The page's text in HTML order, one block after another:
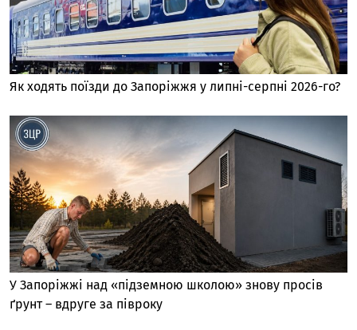
Як ходять поїзди до Запоріжжя у липні-серпні 2026-го?
У Запоріжжі над «підземною школою» знову просів
ґрунт – вдруге за півроку